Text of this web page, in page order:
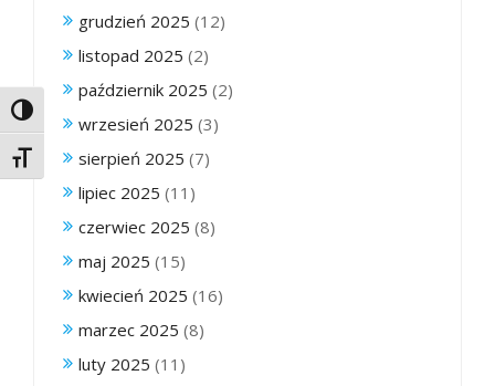
Toggle High Contrast
Toggle Font size
grudzień 2025 (12)
listopad 2025 (2)
październik 2025 (2)
wrzesień 2025 (3)
sierpień 2025 (7)
lipiec 2025 (11)
czerwiec 2025 (8)
maj 2025 (15)
kwiecień 2025 (16)
marzec 2025 (8)
luty 2025 (11)